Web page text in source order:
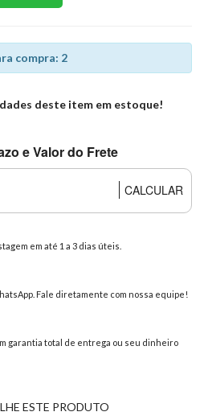
compra: 2
deste item em estoque!
e Valor do Frete
CALCULAR
em até 1 a 3 dias úteis.
Fale diretamente com nossa equipe!
garantia total de entrega ou seu dinheiro
ESTE PRODUTO